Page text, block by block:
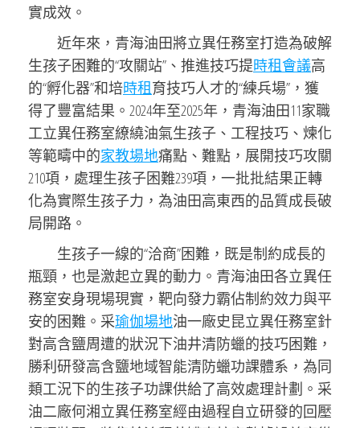
實成效。
近年來，青海油田將立異任務室打造為破解
生孩子困難的“攻關站”、推進技巧提時租會議高
的“孵化器”和培時租育技巧人才的“練兵場”，獲
得了豐富結果。2024年至2025年，青海油田11家職
工立異任務室繚繞油氣生孩子、工程技巧、煉化
等範疇中的家教場地痛點、難點，展開技巧攻關
210項，處理生孩子困難239項，一批批結果正轉
化為實際生孩子力，為油田高東西的品質成長破
局開路。
生孩子一線的“洽商”困難，既是制約成長的
瓶頸，也是激起立異的動力。青海油田各立異任
務室安身現場現實，靶向發力霸佔制約效力與平
安的困難。采瑜伽場地油一廠史昆立異任務室針
對高含鹽周遭的狀況下油井清防蠟的技巧困難，
勝利研發高含鹽地域智能清防蠟功課體系，為同
類工況下的生孩子功課供給了高效處理計劃。采
油二廠何湘立異任務室經由過程自立研發的回壓